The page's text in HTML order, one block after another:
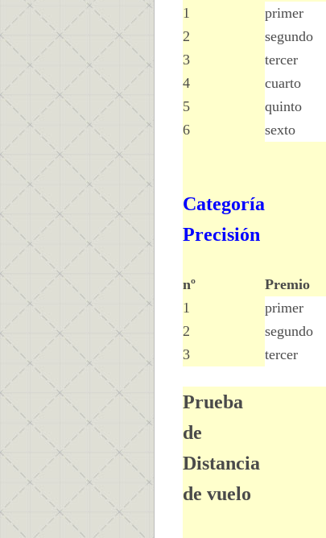
1
primer
2
segundo
3
tercer
4
cuarto
5
quinto
6
sexto
Categoría
Precisión
nº Premio
1
primer
2
segundo
3
tercer
Prueba
de
Distancia
de vuelo